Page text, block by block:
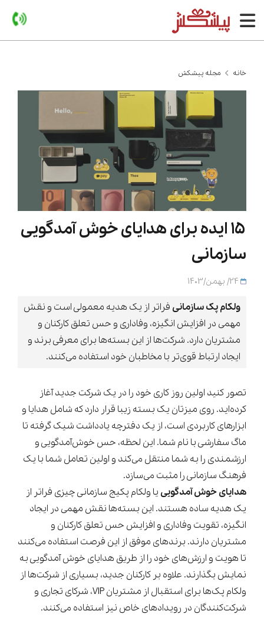
خانه مجله پیشکش
۱۵ ایده برای هدایای خوش آمدگویی
سازمانی
ولکام پک سازمانی فراتر از یک هدیه معمولی است و نقش
مهمی در افزایش انگیزه، وفاداری و حس تعلق کارکنان و
مشتریان دارد. شرکت‌ها از این بسته‌ها برای معرفی برند و
ایجاد ارتباط قوی‌تر با مخاطبان خود استفاده می‌کنند.
تصور کنید اولین روز کاری خود را در یک شرکت جدید آغاز
کرده‌اید. روی میزتان یک بسته زیبا قرار دارد که شامل هدایا و
ابزارهای کاربردی است، از یک دفترچه یادداشت شیک گرفته تا
ماگ سفارشی با نام شما. این لحظه، حس خوش‌آمدگویی و
ارزشمندی را به شما منتقل می‌کند و اولین تعامل شما با یک
فرهنگ سازمانی را مثبت می‌سازد.
هدایای خوش آمدگویی یا ولکام پکیج سازمانی چیزی فراتر از
یک هدیه ساده هستند. این بسته‌ها نقش مهمی در ایجاد
انگیزه، تقویت وفاداری و افزایش حس تعلق کارکنان و
مشتریان دارند. برندهای موفق از این فرصت استفاده می‌کنند
تا هویت و ارزش‌های خود را از طریق هدایای خوش آمدگویی به
نمایش بگذارند. علاوه بر کارکنان جدید، بسیاری از شرکت‌ها از
ولکام پک‌ها برای استقبال از مشتریان VIP، شرکای تجاری و
شرکت‌کنندگان در رویدادهای خاص نیز استفاده می‌کنند.